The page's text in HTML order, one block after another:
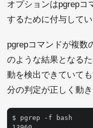
オプションはpgrepコ
するために付与してい
pgrepコマンドが複数
のような結果となる
動を検出できていて
分の判定が正しく動き
$ pgrep -f